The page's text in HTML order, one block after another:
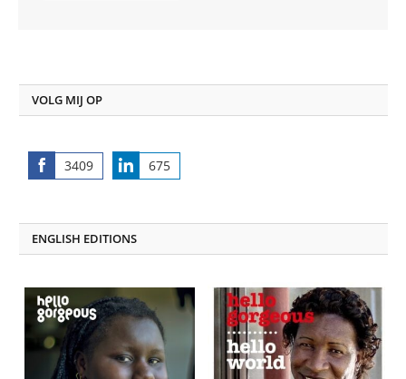
VOLG MIJ OP
3409
Share
675
Share
ENGLISH EDITIONS